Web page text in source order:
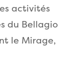
activités
du Bellagio
le Mirage,